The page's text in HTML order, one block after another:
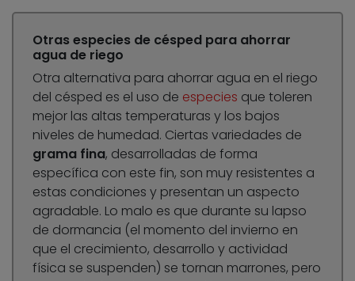
Otras especies de césped para ahorrar
agua de riego
Otra alternativa para ahorrar agua en el riego
del césped es el uso de especies que toleren
mejor las altas temperaturas y los bajos
niveles de humedad. Ciertas variedades de
grama fina, desarrolladas de forma
específica con este fin, son muy resistentes a
estas condiciones y presentan un aspecto
agradable. Lo malo es que durante su lapso
de dormancia (el momento del invierno en
que el crecimiento, desarrollo y actividad
física se suspenden) se tornan marrones, pero